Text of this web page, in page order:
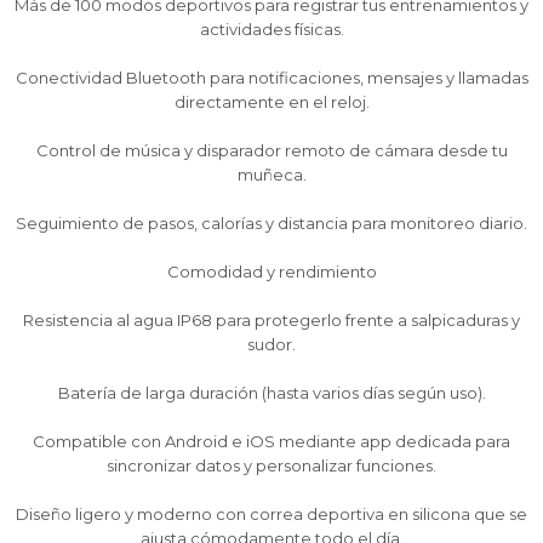
Más de 100 modos deportivos para registrar tus entrenamientos y
actividades físicas.
Conectividad Bluetooth para notificaciones, mensajes y llamadas
directamente en el reloj.
Control de música y disparador remoto de cámara desde tu
muñeca.
Seguimiento de pasos, calorías y distancia para monitoreo diario.
Comodidad y rendimiento
Resistencia al agua IP68 para protegerlo frente a salpicaduras y
sudor.
Batería de larga duración (hasta varios días según uso).
Compatible con Android e iOS mediante app dedicada para
sincronizar datos y personalizar funciones.
Diseño ligero y moderno con correa deportiva en silicona que se
ajusta cómodamente todo el día.
Día Año
Elegís Pago Después como metodo de pago
* sujeto a aprobación crediticia. El monto disponible
Día Año
Elegís Pago Después como metodo de pago
* sujeto a aprobación crediticia. El monto disponible
Día Año
Elegís Pago Después como metodo de pago
* sujeto a aprobación crediticia. El monto disponible